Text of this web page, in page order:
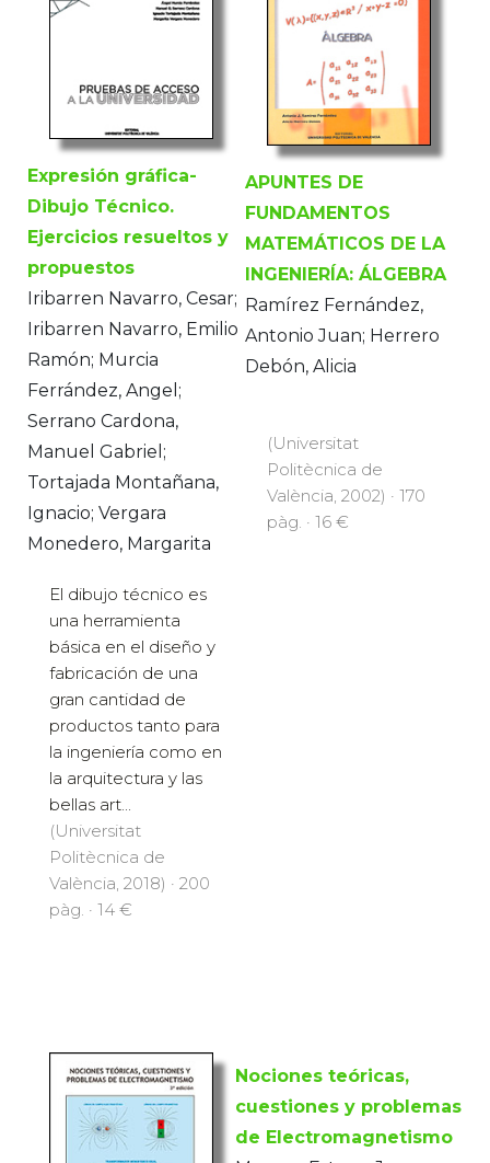
Expresión gráfica-
Dibujo Técnico.
Ejercicios resueltos y
propuestos
Iribarren Navarro, Cesar;
Iribarren Navarro, Emilio
Ramón; Murcia
Ferrández, Angel;
Serrano Cardona,
Manuel Gabriel;
Tortajada Montañana,
Ignacio; Vergara
Monedero, Margarita
El dibujo técnico es
una herramienta
básica en el diseño y
fabricación de una
gran cantidad de
productos tanto para
la ingeniería como en
la arquitectura y las
bellas art...
(Universitat
Politècnica de
València, 2018) · 200
pàg. · 14 €
APUNTES DE
FUNDAMENTOS
MATEMÁTICOS DE LA
INGENIERÍA: ÁLGEBRA
Ramírez Fernández,
Antonio Juan; Herrero
Debón, Alicia
(Universitat
Politècnica de
València, 2002) · 170
pàg. · 16 €
Nociones teóricas,
cuestiones y problemas
de Electromagnetismo